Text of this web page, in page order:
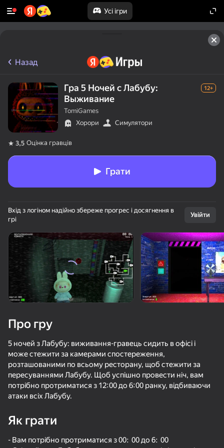
Усі ігри
Поверніть пристрій
Гра працює тільки в горизонтальній
орієнтації
Пять Ночей у Фредди 3 Ремастер
61
Закулисье: Аниматроники ФНАФ
Назад
Гра 5 Ночей с Лабубу:
Выживание
12+
TomiGames
Хорори
Симулятори
3,5 Оцінка гравців
Грати
Вхід з логіном надійно збереже прогрес і досягнення в
грі
Увійти
Про гру
5 ночей з Лабубу: виживання-гравець сидить в офісі і
може стежити за камерами спостереження,
розташованими по всьому ресторану, щоб стежити за
пересуваннями Лабубу. Щоб успішно провести ніч, вам
потрібно протриматися з 12:00 до 6:00 ранку, відбиваючи
атаки всіх Лабубу.
Як грати
- Вам потрібно протриматися з 00: 00 до 6: 00